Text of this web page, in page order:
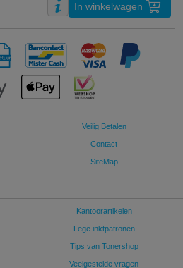
In winkelwagen
Veilig Betalen
Contact
SiteMap
Kantoorartikelen
Lege inktpatronen
Tips van Tonershop
Veelgestelde vragen